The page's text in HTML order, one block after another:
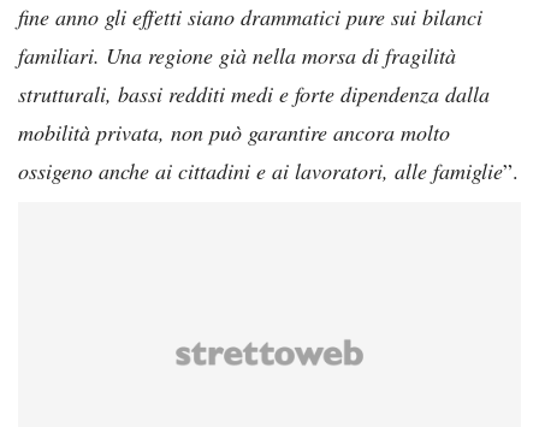
fine anno gli effetti siano drammatici pure sui bilanci
familiari. Una regione già nella morsa di fragilità
strutturali, bassi redditi medi e forte dipendenza dalla
mobilità privata, non può garantire ancora molto
ossigeno anche ai cittadini e ai lavoratori, alle famiglie”.